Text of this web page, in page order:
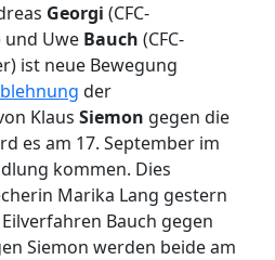
Georgi (CFC-
Uwe Bauch (CFC-
ist neue Bewegung
der
Klaus Siemon gegen die
es am 17. September im
kommen. Dies
Marika Lang gestern
Bauch gegen
Siemon werden beide am